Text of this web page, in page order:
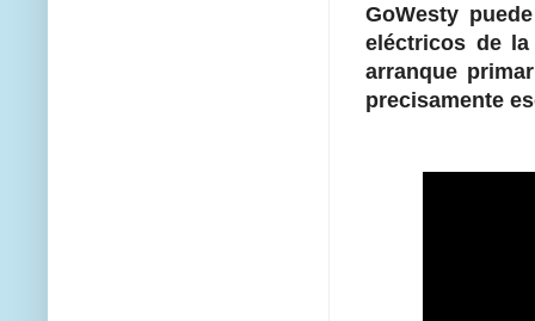
GoWesty puede
eléctricos de la
arranque
precisamente